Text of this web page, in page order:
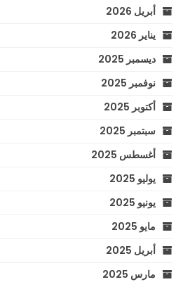
أبريل 2026
يناير 2026
ديسمبر 2025
نوفمبر 2025
أكتوبر 2025
سبتمبر 2025
أغسطس 2025
يوليو 2025
يونيو 2025
مايو 2025
أبريل 2025
مارس 2025